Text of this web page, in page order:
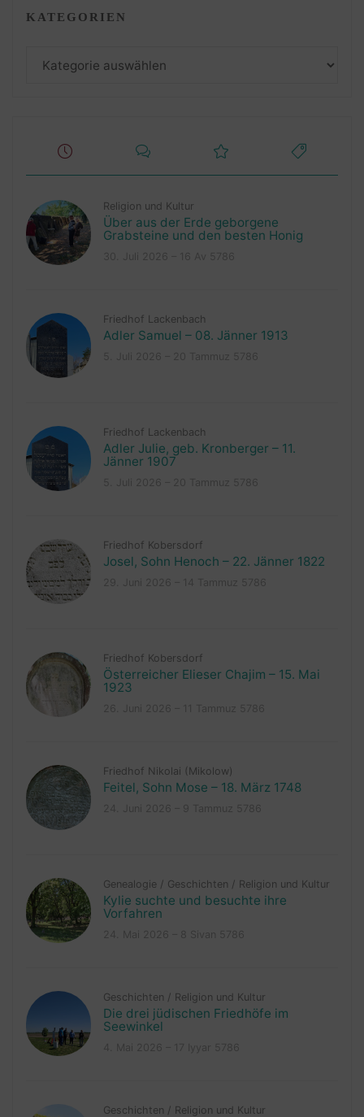
KATEGORIEN
Religion und Kultur
Über aus der Erde geborgene
Grabsteine und den besten Honig
Friedhof Lackenbach
Adler Samuel – 08. Jänner 1913
Friedhof Lackenbach
Adler Julie, geb. Kronberger – 11.
Jänner 1907
Friedhof Kobersdorf
Josel, Sohn Henoch – 22. Jänner 1822
Friedhof Kobersdorf
Österreicher Elieser Chajim – 15. Mai
1923
Friedhof Nikolai (Mikolow)
Feitel, Sohn Mose – 18. März 1748
Genealogie / Geschichten / Religion und Kultur
Kylie suchte und besuchte ihre
Vorfahren
Geschichten / Religion und Kultur
Die drei jüdischen Friedhöfe im
Seewinkel
Geschichten / Religion und Kultur